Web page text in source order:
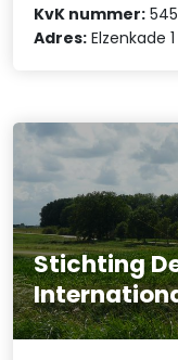
KvK nummer:
Adres: Elzenkade 1
Stichting